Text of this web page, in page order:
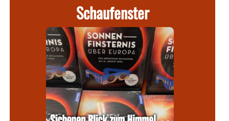
Schaufenster